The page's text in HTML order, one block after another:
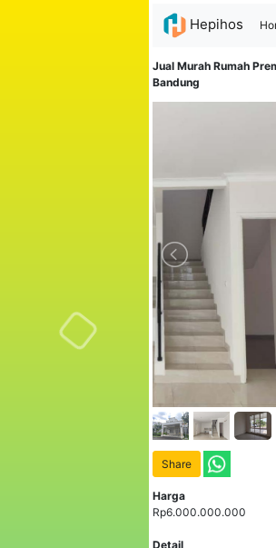
Hepihos
Jual Murah Rumah
Bandung
Share
Harga
Rp6.000.000.000
Detail